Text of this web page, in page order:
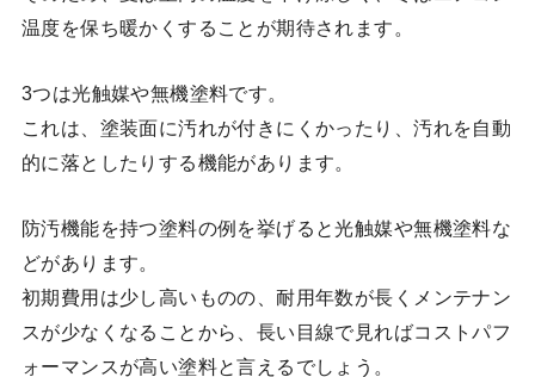
温度を保ち暖かくすることが期待されます。
3つは光触媒や無機塗料です。
これは、塗装面に汚れが付きにくかったり、汚れを自動
的に落としたりする機能があります。
防汚機能を持つ塗料の例を挙げると光触媒や無機塗料な
どがあります。
初期費用は少し高いものの、耐用年数が長くメンテナン
スが少なくなることから、長い目線で見ればコストパフ
ォーマンスが高い塗料と言えるでしょう。